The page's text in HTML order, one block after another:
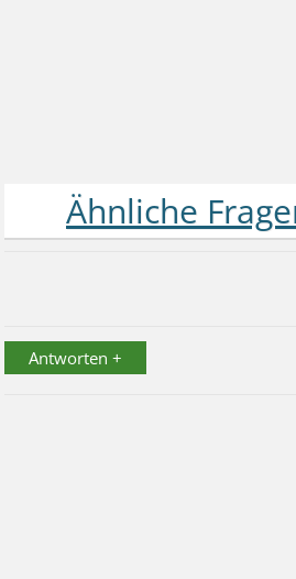
Antworten +